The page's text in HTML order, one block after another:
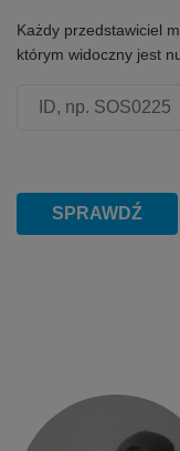
Każdy przedstawiciel
którym widoczny jest
SPRAWDŹ